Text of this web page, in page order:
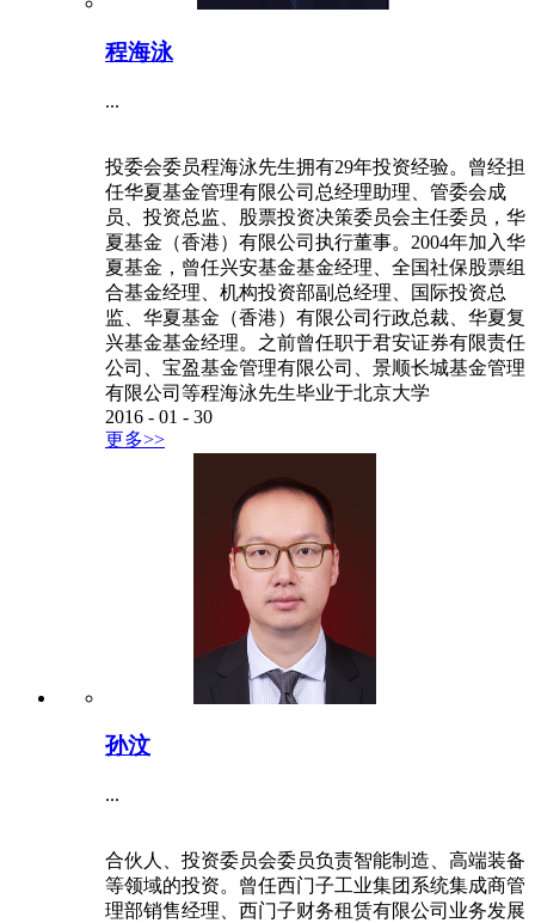
程海泳
...
投委会委员程海泳先生拥有29年投资经验。曾经担
任华夏基金管理有限公司总经理助理、管委会成
员、投资总监、股票投资决策委员会主任委员，华
夏基金（香港）有限公司执行董事。2004年加入华
夏基金，曾任兴安基金基金经理、全国社保股票组
合基金经理、机构投资部副总经理、国际投资总
监、华夏基金（香港）有限公司行政总裁、华夏复
兴基金基金经理。之前曾任职于君安证券有限责任
公司、宝盈基金管理有限公司、景顺长城基金管理
有限公司等程海泳先生毕业于北京大学
2016 - 01 - 30
更多>>
孙汶
...
合伙人、投资委员会委员负责智能制造、高端装备
等领域的投资。曾任西门子工业集团系统集成商管
理部销售经理、西门子财务租赁有限公司业务发展